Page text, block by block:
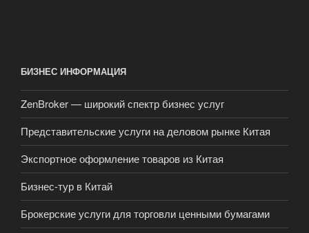
БИЗНЕС ИНФОРМАЦИЯ
ZenBroker — широкий спектр бизнес услуг
Представительские услуги на деловом рынке Китая
Экспортное оформление товаров из Китая
Бизнес-тур в Китай
Брокерские услуги для торговли ценными бумагами